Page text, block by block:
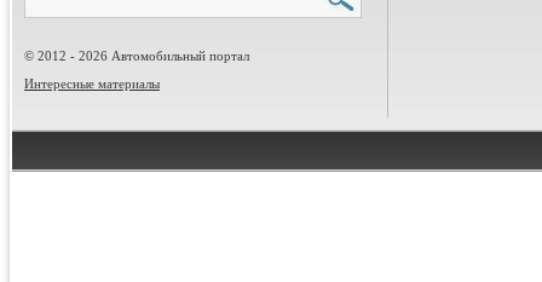
© 2012 - 2026 Автомобильный портал
Интересные материалы